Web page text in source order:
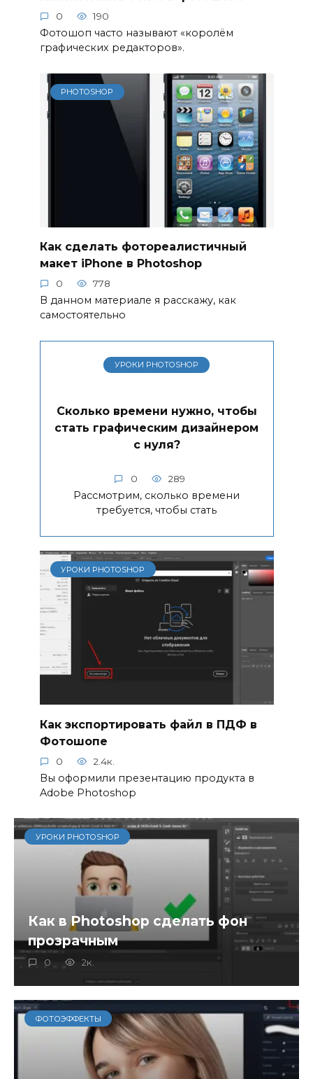
0 190
Фотошоп часто называют «королём
графических редакторов».
PHOTOSHOP
Как сделать фотореалистичный
макет iPhone в Photoshop
0 778
В данном материале я расскажу, как
самостоятельно
УРОКИ PHOTOSHOP
Сколько времени нужно, чтобы
стать графическим дизайнером
с нуля?
0 289
Рассмотрим, сколько времени
требуется, чтобы стать
УРОКИ PHOTOSHOP
Как экспортировать файл в ПДФ в
Фотошопе
0 2.4к.
Вы оформили презентацию продукта в
Adobe Photoshop
УРОКИ PHOTOSHOP
Как в Photoshop сделать фон
прозрачным
0 2к.
ФОТОЭФФЕКТЫ